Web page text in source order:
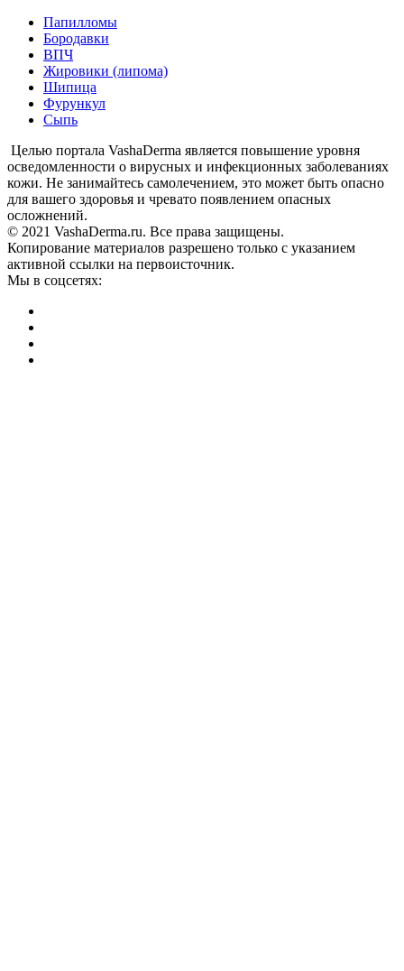
Папилломы
Бородавки
ВПЧ
Жировики (липома)
Шипица
Фурункул
Сыпь
Целью портала VashaDerma является повышение уровня
осведомленности о вирусных и инфекционных заболеваниях
кожи. Не занимайтесь самолечением, это может быть опасно
для вашего здоровья и чревато появлением опасных
осложнений.
© 2021 VashaDerma.ru. Все права защищены.
Копирование материалов разрешено только с указанием
активной ссылки на первоисточник.
Мы в соцсетях: